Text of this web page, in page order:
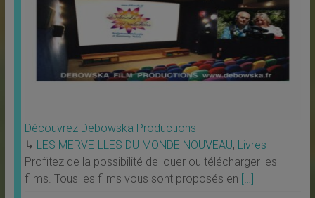
Découvrez Debowska Productions
↳ LES MERVEILLES DU MONDE NOUVEAU, Livres
Profitez de la possibilité de louer ou télécharger les
films. Tous les films vous sont proposés en […]